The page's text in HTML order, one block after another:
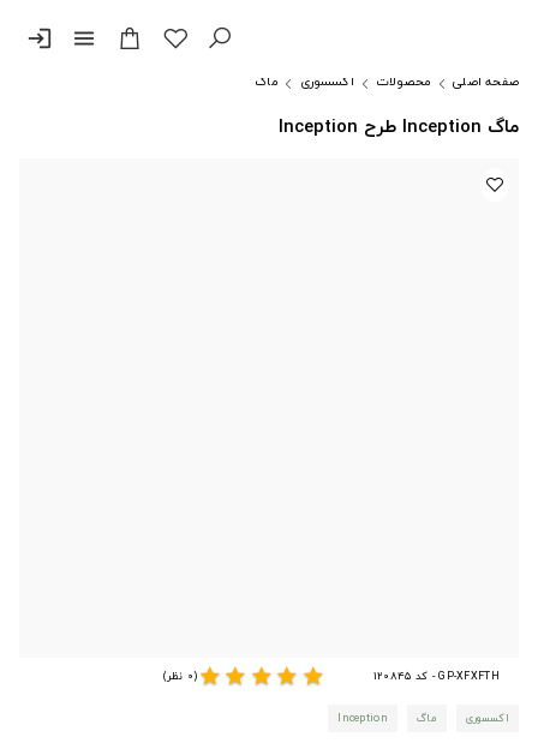
menu
login
صفحه اصلی محصولات اکسسوری ماگ
ماگ Inception طرح Inception
GP-XFXFTH - کد 120845 star
star
star
star
star(0 نظر)
اکسسوری ماگ Inception